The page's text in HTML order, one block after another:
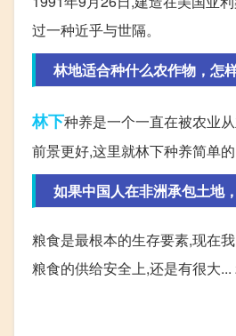
过一种近乎与世隔。
林地适合种什么农作物，怎
林下种养是一个一直在被农业
前景更好,这里就林下种养简单
如果中国人在非洲承包土地
粮食是最根本的生存要素,现在
粮食的供给安全上,还是有很大...